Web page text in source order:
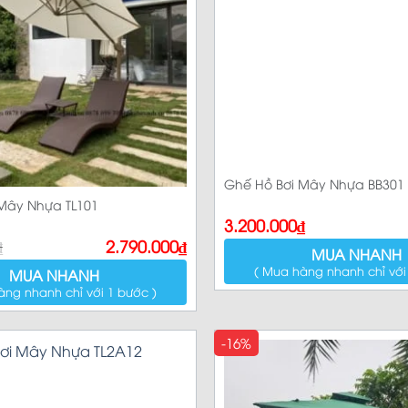
Nhựa TL101
2.790.000₫
MUA NHANH
nhanh chỉ với 1 bước )
Ghế Hồ Bơi Mây Nhựa BB301
3.200.000₫
MUA NHANH
( Mua hàng nhanh chỉ
-16%